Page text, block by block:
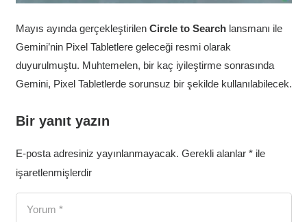
Mayıs ayında gerçekleştirilen Circle to Searchlansmanı ile
Gemini’nin Pixel Tabletlere geleceği resmi olarak
duyurulmuştu. Muhtemelen, bir kaç iyileştirme sonrasında
Gemini, Pixel Tabletlerde sorunsuz bir şekilde kullanılabilecek.
Bir yanıt yazın
E-posta adresiniz yayınlanmayacak. Gerekli alanlar *ile
işaretlenmişlerdir